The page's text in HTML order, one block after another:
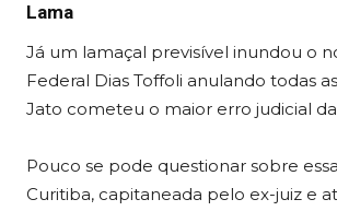
Lama
Já um lamaçal previsível inundou o
Federal Dias Toffoli anulando todas
Jato cometeu o maior erro judicial da
Pouco se pode questionar sobre
Curitiba, capitaneada pelo ex-juiz e